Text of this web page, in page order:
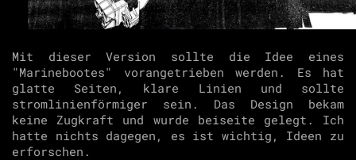
Mit dieser Version sollte die Idee eines
"Marinebootes" vorangetrieben werden. Es hat
glatte Seiten, klare Linien und sollte
stromlinienförmiger sein. Das Design bekam
keine Zugkraft und wurde beiseite gelegt. Ich
hatte nichts dagegen, es ist wichtig, Ideen zu
erforschen.